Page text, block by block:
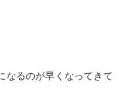
なるのが早くなってきて